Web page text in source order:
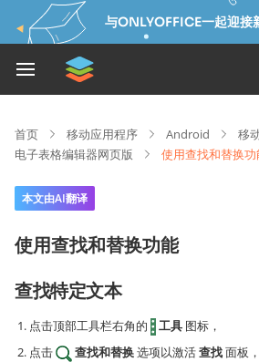
与ONLYOFFICE一起迎接
首页 移动应用程序 Android
移
电子表格编辑器网页版
使用查找和替换功
本文由AI翻译
使用查找和替换功能
查找特定文本
点击顶部工具栏右角的 工具 图标，
点击
查找和替换选项以激活查找面板，